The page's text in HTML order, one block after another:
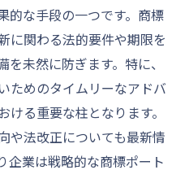
的な手段の一つです。商標
に関わる法的要件や期限を
未然に防ぎます。特に、
ためのタイムリーなアドバ
る重要な柱となります。
や法改正についても最新情
企業は戦略的な商標ポート